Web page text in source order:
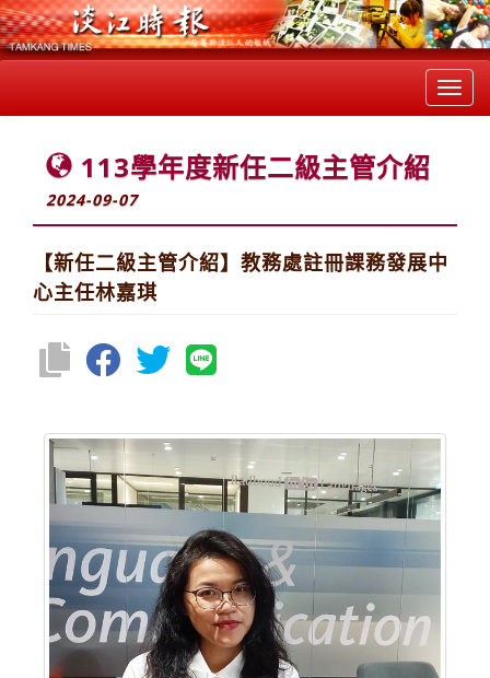
113學年度新任二級主管介紹
2024-09-07
【新任二級主管介紹】教務處註冊課務發展中
心主任林嘉琪